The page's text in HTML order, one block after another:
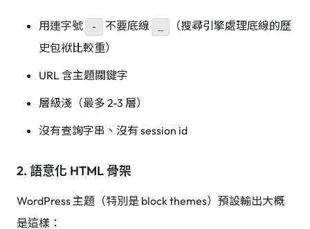
用連字號 - 不要底線
（搜尋引擎處理底線的歷
史包袱比較重）
URL 含主題關鍵字
層級淺（最多 2-3 層）
沒有查詢字串、沒有 session id
2. 語意化 HTML 骨架
WordPress 主題（特別是 block themes）預設輸出大概
是這樣：